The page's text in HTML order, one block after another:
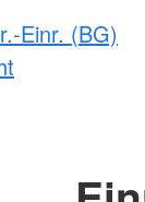
Einr. (BG)